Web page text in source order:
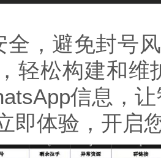
全，避免封号
轻松构建和维
信息，
即体验，开启